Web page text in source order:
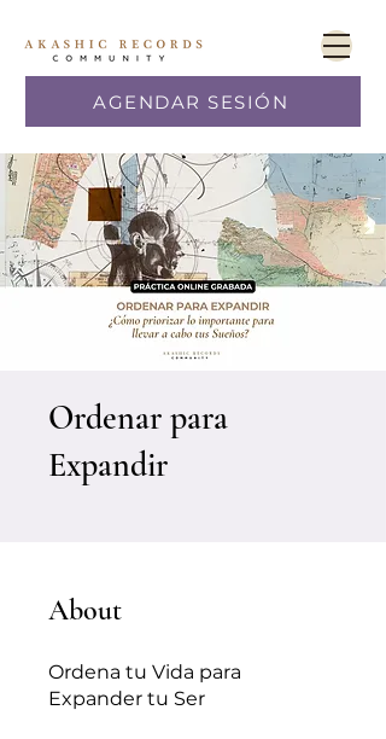
AGENDAR SESIÓN
Ordenar para
Expandir
About
Ordena tu Vida para
Expander tu Ser